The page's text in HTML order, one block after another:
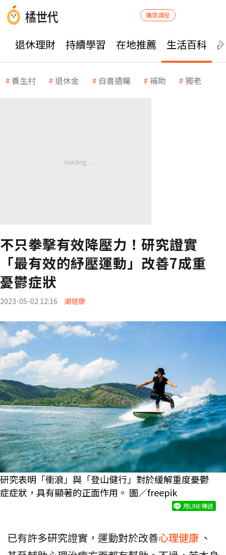
購買課程
退休理財 持續學習 在地推薦 生活百科
養生村 退休金 自書遺囑 補助 獨老
不只拳擊有效降壓力！研究證實
「最有效的紓壓運動」改善7成重
憂鬱症狀
2023-05-02 12:16 潮健康
研究表明「衝浪」與「登山健行」對於緩解重度憂鬱
症症狀，具有顯著的正面作用。 圖／freepik
用LINE傳送
已有許多研究證實，運動對於改善心理健康 、